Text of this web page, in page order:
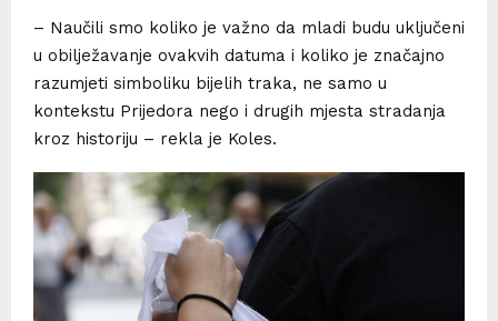
– Naučili smo koliko je važno da mladi budu uključeni
u obilježavanje ovakvih datuma i koliko je značajno
razumjeti simboliku bijelih traka, ne samo u
kontekstu Prijedora nego i drugih mjesta stradanja
kroz historiju – rekla je Koles.